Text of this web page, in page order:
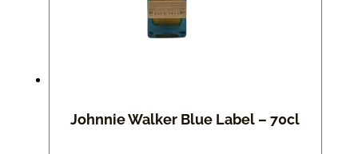
Johnnie Walker Blue Label – 70cl